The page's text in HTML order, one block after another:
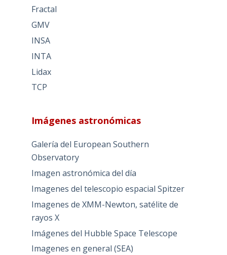
Fractal
GMV
INSA
INTA
Lidax
TCP
Imágenes astronómicas
Galería del European Southern
Observatory
Imagen astronómica del día
Imagenes del telescopio espacial Spitzer
Imagenes de XMM-Newton, satélite de
rayos X
Imágenes del Hubble Space Telescope
Imagenes en general (SEA)